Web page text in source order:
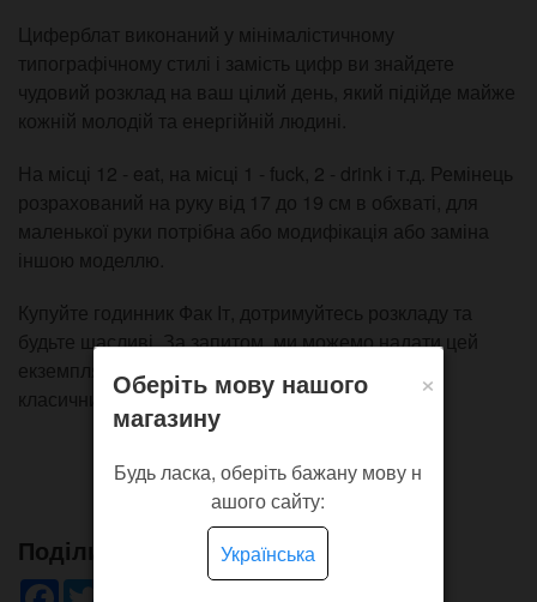
Циферблат виконаний у мінімалістичному
типографічному стилі і замість цифр ви знайдете
чудовий розклад на ваш цілий день, який підійде майже
кожній молодій та енергійній людині.
На місці 12 - eat, на місці 1 - fuck, 2 - drink і т.д. Ремінець
розрахований на руку від 17 до 19 см в обхваті, для
маленької руки потрібна або модифікація або заміна
іншою моделлю.
Купуйте годинник Фак Іт, дотримуйтесь розкладу та
будьте щасливі. За запитом, ми можемо надати цей
екземпляр на класичному ремінці або разом із
класичним ремінцем.
Поділись!
Facebook WhatsApp
ViberPinterestTelegram
×
Оберіть мову нашого
магазину
Будь ласка, оберіть бажану мову н
ашого сайту:
Українська